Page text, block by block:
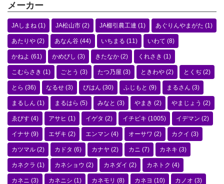
メーカー
JAしまね (1) JA松山市 (2) JA櫛引農工連 (1) あぐりんやまがた (1)
あたりや (2) あなん谷 (44) いちまる (11) いわて (8)
かねよ (61) かめびし (3) きたなか (2) くれさき (1)
こむらさき (1) ごとう (3) たつ乃屋 (3) ときわや (2) とくぢ (2)
とら (36) なるせ (3) びはん (30) ふじもと (9) まるさん (3)
まるしん (1) まるはら (5) みなと (3) やまき (2) やまじょう (2)
ゑびす (4) アサヒ (1) イゲタ (2) イチビキ (1005) イデマン (2)
イナサ (9) エザキ (2) エンマン (4) オーサワ (2) カクイ (3)
カツマル (2) カドタ (6) カナヤ (2) カニ (7) カネキ (3)
カネクラ (1) カネショウ (2) カネダイ (2) カネトク (4)
カネニ (3) カネニシ (1) カネモリ (8) カネヨ (10) カノオ (3)